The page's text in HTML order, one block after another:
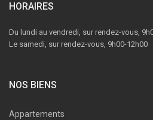
HORAIRES
Du lundi au vendredi, sur rendez-vous,
Le samedi, sur rendez-vous, 9h00-12h00
NOS BIENS
Appartements